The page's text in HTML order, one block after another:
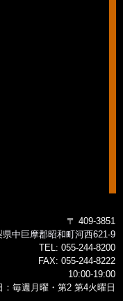
〒 409-3851
県中巨摩郡昭和町河西621-9
TEL: 055-244-8200
FAX: 055-244-8222
10:00-19:00
：毎週月曜・第2 第4火曜日